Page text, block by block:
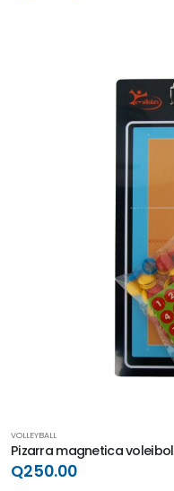
VOLLEYBALL
Pizarra magnetica voleibol
Q250.00